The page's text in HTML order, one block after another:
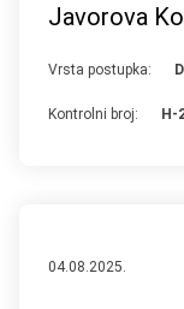
Javorova
Vrsta postupka:
Kontrolni broj: H-
04.08.2025.